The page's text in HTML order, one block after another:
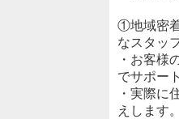
①地域密
なスタッ
・お客様
でサポー
・実際に
えします。